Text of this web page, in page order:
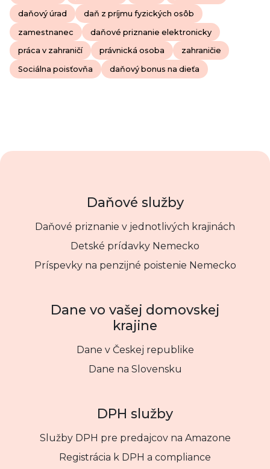
daňový úrad daň z príjmu fyzických osôb
zamestnanec daňové priznanie elektronicky
práca v zahraničí právnická osoba zahraničie
Sociálna poisťovňa daňový bonus na dieťa
Daňové služby
Daňové priznanie v jednotlivých krajinách
Detské prídavky Nemecko
Príspevky na penzijné poistenie Nemecko
Dane vo vašej domovskej
krajine
Dane v Českej republike
Dane na Slovensku
DPH služby
Služby DPH pre predajcov na Amazone
Registrácia k DPH a compliance